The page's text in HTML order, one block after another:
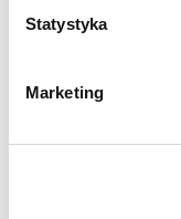
Statystyka
Marketing